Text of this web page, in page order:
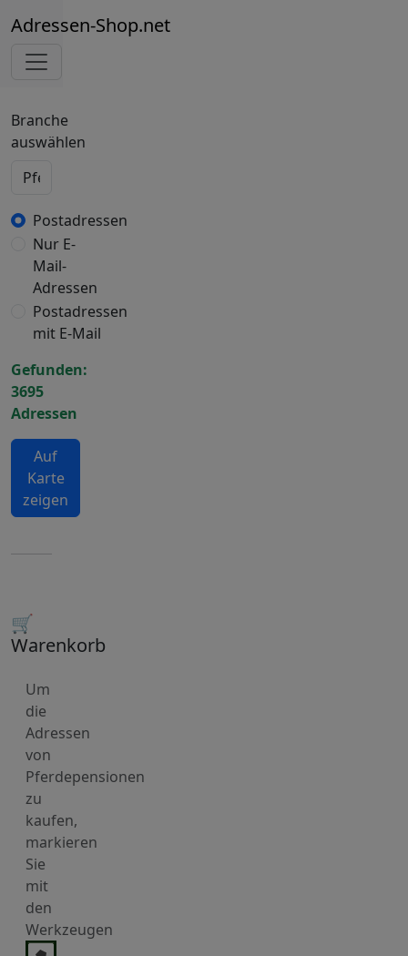
Adressen-Shop.net
Branche
auswählen
Postadressen
Nur E-
Mail-
Adressen
Postadressen
mit E-Mail
Gefunden:
3695
Adressen
Auf
Karte
zeigen
🛒
Warenkorb
Um
die
Adressen
von
Pferdepensionen
zu
kaufen,
markieren
Sie
mit
den
Werkzeugen